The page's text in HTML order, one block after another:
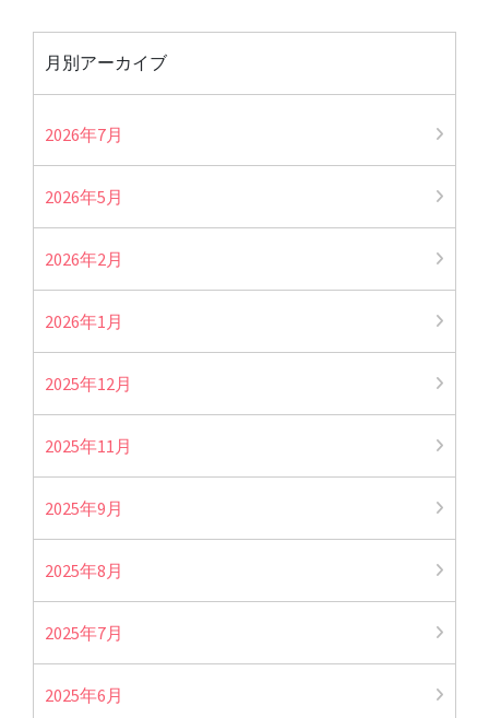
月別アーカイブ
2026年7月
2026年5月
2026年2月
2026年1月
2025年12月
2025年11月
2025年9月
2025年8月
2025年7月
2025年6月